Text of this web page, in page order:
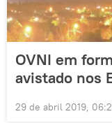
OVNI em
avistado nos
29 de abril 2019,